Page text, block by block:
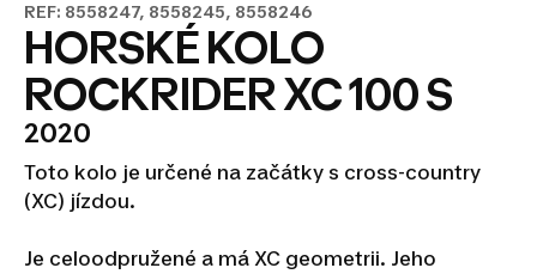
REF: 8558247, 8558245, 8558246
HORSKÉ KOLO
ROCKRIDER XC 100 S
2020
Toto kolo je určené na začátky s cross-country
(XC) jízdou.
Je celoodpružené a má XC geometrii. Jeho